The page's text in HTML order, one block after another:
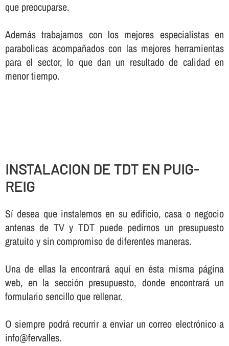
que preocuparse.
Además trabajamos con los mejores especialistas en
parabolicas acompañados con las mejores herramientas
para el sector, lo que dan un resultado de calidad en
menor tiempo.
INSTALACION DE TDT EN PUIG-
REIG
Sí­ desea que instalemos en su edificio, casa o negocio
antenas de TV y TDT puede pedirnos un presupuesto
gratuito y sin compromiso de diferentes maneras.
Una de ellas la encontrará aquí­ en ésta misma página
web, en la sección presupuesto, donde encontrará un
formulario sencillo que rellenar.
O siempre podrá recurrir a enviar un correo electrónico a
info@fervalles.